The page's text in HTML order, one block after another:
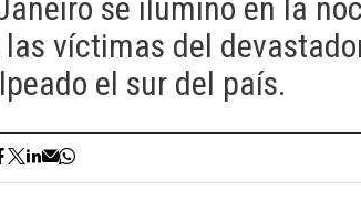
se iluminó en la
víctimas del
el sur del país.